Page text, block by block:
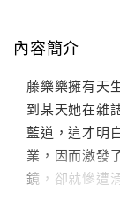
內容簡介
藤樂樂擁有天
到某天她在雜
藍道，這才明
業，因而激發
鏡，卻就慘遭